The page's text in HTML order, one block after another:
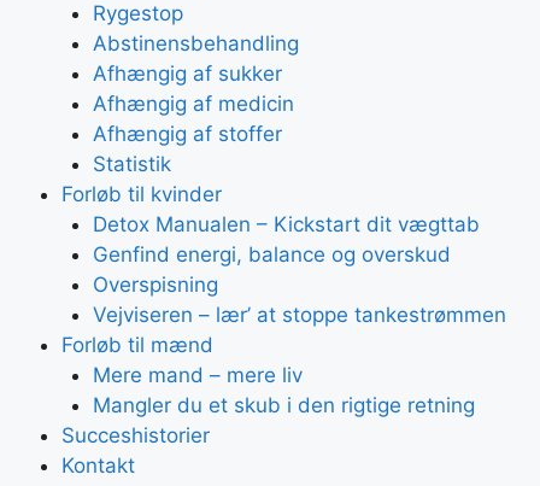
Rygestop
Abstinensbehandling
Afhængig af sukker
Afhængig af medicin
Afhængig af stoffer
Statistik
Forløb til kvinder
Detox Manualen – Kickstart dit vægttab
Genfind energi, balance og overskud
Overspisning
Vejviseren – lær’ at stoppe tankestrømmen
Forløb til mænd
Mere mand – mere liv
Mangler du et skub i den rigtige retning
Succeshistorier
Kontakt